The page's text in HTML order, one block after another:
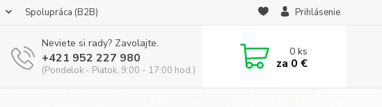
Spolupráca (B2B) Prihlásenie
Neviete si rady? Zavolajte.
+421 952 227 980
(Pondelok - Piatok, 9:00 - 17:00 hod.)
0ks
za 0 €